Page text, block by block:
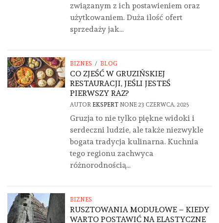
związanym z ich postawieniem oraz
użytkowaniem. Duża ilość ofert
sprzedaży jak...
BIZNES / BLOG
CO ZJEŚĆ W GRUZIŃSKIEJ
RESTAURACJI, JEŚLI JESTEŚ
PIERWSZY RAZ?
AUTOR EKSPERT NONE 23 CZERWCA, 2025
Gruzja to nie tylko piękne widoki i
serdeczni ludzie, ale także niezwykle
bogata tradycja kulinarna. Kuchnia
tego regionu zachwyca
różnorodnością...
BIZNES
RUSZTOWANIA MODUŁOWE – KIEDY
WARTO POSTAWIĆ NA ELASTYCZNE